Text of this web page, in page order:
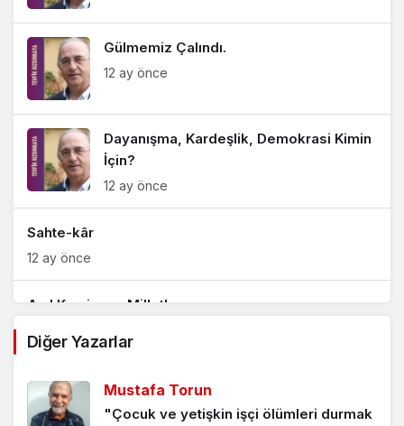
Gülmemiz Çalındı.
12 ay önce
Dayanışma, Kardeşlik, Demokrasi Kimin
İçin?
12 ay önce
Sahte-kâr
12 ay önce
Asıl Komisyon Milletle…
Memleketin Sahibi Kim?
1 yıl önce
Diğer Yazarlar
Mustafa Torun
"Çocuk ve yetişkin işçi ölümleri durmak